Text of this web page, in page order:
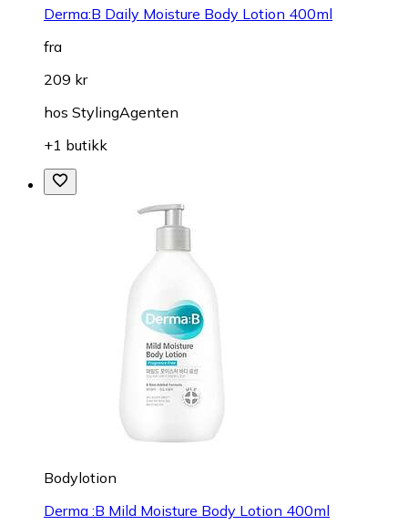
Derma:B Daily Moisture Body Lotion 400ml
fra
209 kr
hos StylingAgenten
+1 butikk
Bodylotion
Derma :B Mild Moisture Body Lotion 400ml